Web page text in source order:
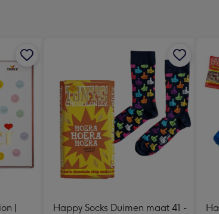
|
Happy Socks Duimen maat 41 -